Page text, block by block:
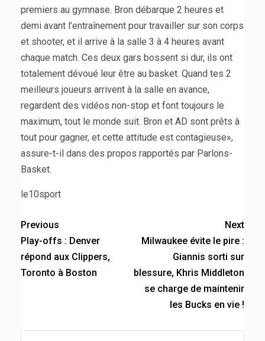
premiers au gymnase. Bron débarque 2 heures et
demi avant l’entraînement pour travailler sur son corps
et shooter, et il arrive à la salle 3 à 4 heures avant
chaque match. Ces deux gars bossent si dur, ils ont
totalement dévoué leur être au basket. Quand tes 2
meilleurs joueurs arrivent à la salle en avance,
regardent des vidéos non-stop et font toujours le
maximum, tout le monde suit. Bron et AD sont prêts à
tout pour gagner, et cette attitude est contagieuse»,
assure-t-il dans des propos rapportés par Parlons-
Basket.
le10sport
Previous
Play-offs : Denver
répond aux Clippers,
Toronto à Boston
Next
Milwaukee évite le pire :
Giannis sorti sur
blessure, Khris Middleton
se charge de maintenir
les Bucks en vie !